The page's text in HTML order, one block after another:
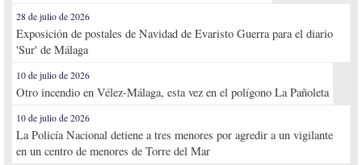
28 de julio de 2026
Exposición de postales de Navidad de Evaristo Guerra para el diario
'Sur' de Málaga
10 de julio de 2026
Otro incendio en Vélez-Málaga, esta vez en el polígono La Pañoleta
10 de julio de 2026
La Policía Nacional detiene a tres menores por agredir a un vigilante
en un centro de menores de Torre del Mar